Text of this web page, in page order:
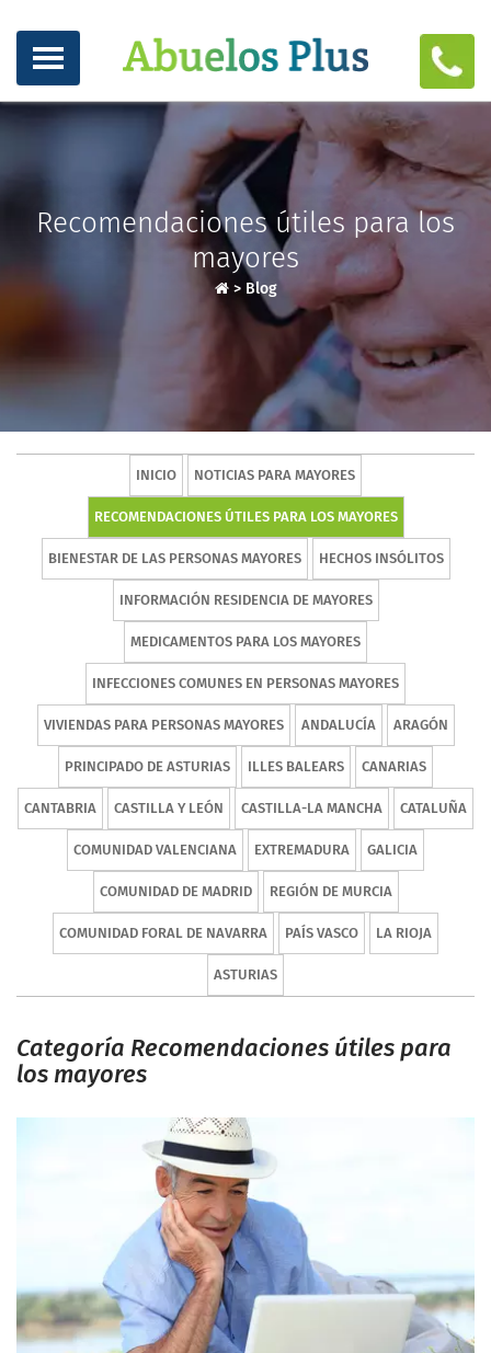
Recomendaciones útiles para los
mayores
> Blog
INICIO NOTICIAS PARA MAYORES
RECOMENDACIONES ÚTILES PARA LOS MAYORES
BIENESTAR DE LAS PERSONAS MAYORES HECHOS INSÓLITOS
INFORMACIÓN RESIDENCIA DE MAYORES
MEDICAMENTOS PARA LOS MAYORES
INFECCIONES COMUNES EN PERSONAS MAYORES
VIVIENDAS PARA PERSONAS MAYORES ANDALUCÍA ARAGÓN
PRINCIPADO DE ASTURIAS ILLES BALEARS CANARIAS
CANTABRIA CASTILLA Y LEÓN CASTILLA-LA MANCHA CATALUÑA
COMUNIDAD VALENCIANA EXTREMADURA GALICIA
COMUNIDAD DE MADRID REGIÓN DE MURCIA
COMUNIDAD FORAL DE NAVARRA PAÍS VASCO LA RIOJA
ASTURIAS
Categoría Recomendaciones útiles para
los mayores